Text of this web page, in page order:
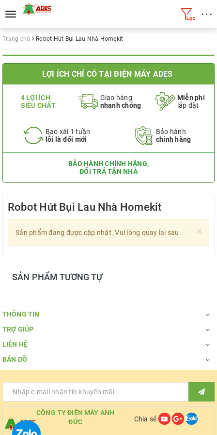
Toggle
navigation
• • •
Trang chủ Robot Hút Bụi Lau Nhà Homekit
LỢI ÍCH CHỈ CÓ TẠI ĐIỆN MÁY ADES
4 LỢI ÍCH
SIÊU CHẤT
Giao hàng
nhanh chóng
Miễn phí
lắp đặt
Bao xài 1 tuần
lỗi là đổi mới
Bảo hành
chính hãng
BẢO HÀNH CHÍNH HÃNG,
ĐỔI TRẢ TẬN NHÀ
Robot Hút Bụi Lau Nhà Homekit
×
Sản phẩm đang được cập nhật. Vui lòng quay lại sau.
SẢN PHẨM TƯƠNG TỰ
THÔNG TIN
TRỢ GIÚP
LIÊN HỆ
BẢN ĐỒ
CÔNG TY ĐIỆN MÁY ANH
ĐỨC
Chia sẻ